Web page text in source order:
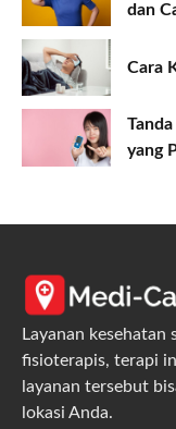
dan
Cara
yang
Layanan
fisioterapis, terapi
layanan tersebut
lokasi Anda.